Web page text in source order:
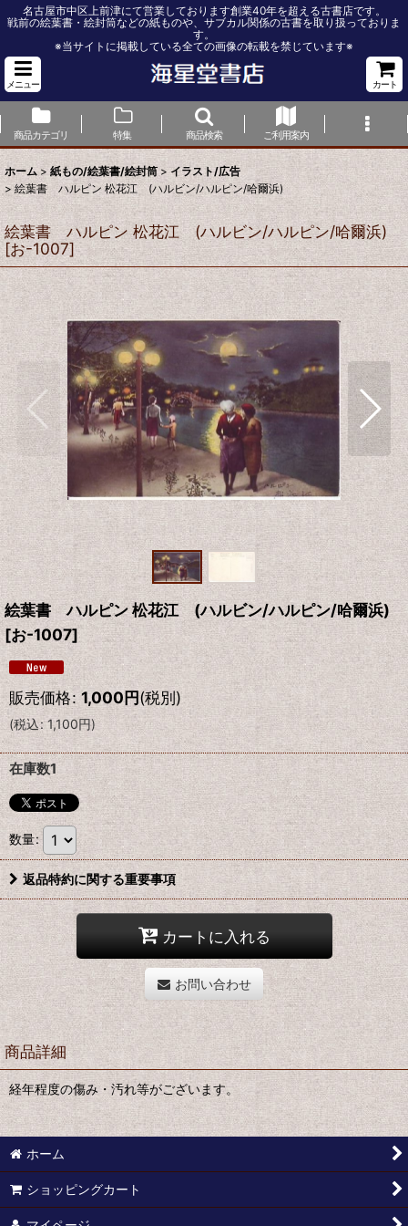
名古屋市中区上前津にて営業しております創業40年を超える古書店です。
戦前の絵葉書・絵封筒などの紙ものや、サブカル関係の古書を取り扱っておりま
す。
※当サイトに掲載している全ての画像の転載を禁じています※
メニュー カート
商品カテゴリ 特集 商品検索 ご利用案内
ホーム > 紙もの/絵葉書/絵封筒 > イラスト/広告
> 絵葉書 ハルピン 松花江 (ハルビン/ハルピン/哈爾浜)
絵葉書 ハルピン 松花江 (ハルビン/ハルピン/哈爾浜)
[お-1007]
絵葉書 ハルピン 松花江 (ハルビン/ハルピン/哈爾浜)
[お-1007]
販売価格: 1,000円(税別)
(税込: 1,100円)
在庫数1
数量:
返品特約に関する重要事項
カートに入れる
お問い合わせ
商品詳細
経年程度の傷み・汚れ等がございます。
ホーム
ショッピングカート